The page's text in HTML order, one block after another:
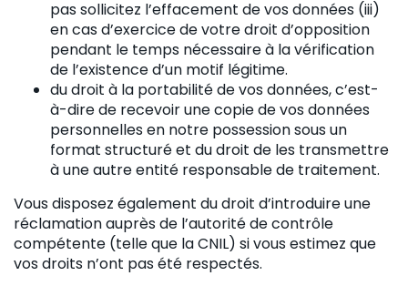
pas sollicitez l’effacement de vos données (iii)
en cas d’exercice de votre droit d’opposition
pendant le temps nécessaire à la vérification
de l’existence d’un motif légitime.
du droit à la portabilité de vos données, c’est-
à-dire de recevoir une copie de vos données
personnelles en notre possession sous un
format structuré et du droit de les transmettre
à une autre entité responsable de traitement.
Vous disposez également du droit d’introduire une
réclamation auprès de l’autorité de contrôle
compétente (telle que la CNIL) si vous estimez que
vos droits n’ont pas été respectés.